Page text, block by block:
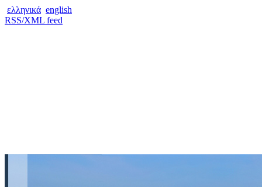
ελληνικά english
RSS/XML feed